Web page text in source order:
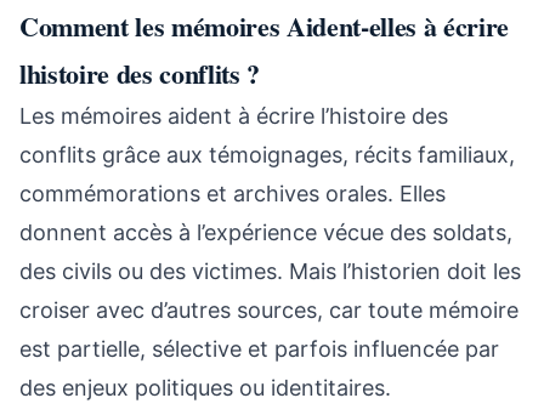
Comment les mémoires Aident-elles à écrire
lhistoire des conflits ?
Les mémoires aident à écrire l’histoire des
conflits grâce aux témoignages, récits familiaux,
commémorations et archives orales. Elles
donnent accès à l’expérience vécue des soldats,
des civils ou des victimes. Mais l’historien doit les
croiser avec d’autres sources, car toute mémoire
est partielle, sélective et parfois influencée par
des enjeux politiques ou identitaires.